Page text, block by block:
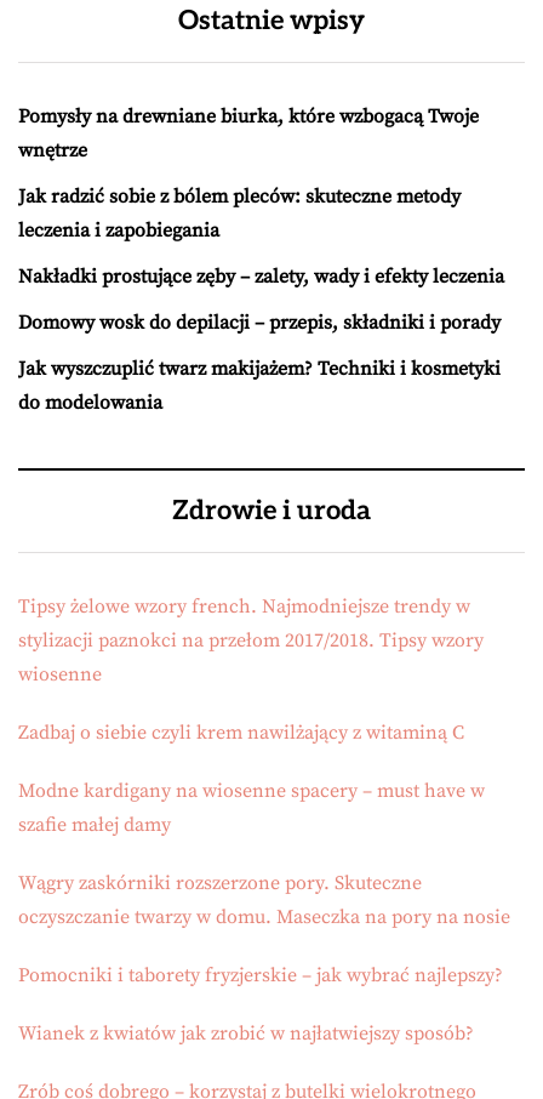
Ostatnie wpisy
Pomysły na drewniane biurka, które wzbogacą Twoje
wnętrze
Jak radzić sobie z bólem pleców: skuteczne metody
leczenia i zapobiegania
Nakładki prostujące zęby – zalety, wady i efekty leczenia
Domowy wosk do depilacji – przepis, składniki i porady
Jak wyszczuplić twarz makijażem? Techniki i kosmetyki
do modelowania
Zdrowie i uroda
Tipsy żelowe wzory french. Najmodniejsze trendy w
stylizacji paznokci na przełom 2017/2018. Tipsy wzory
wiosenne
Zadbaj o siebie czyli krem nawilżający z witaminą C
Modne kardigany na wiosenne spacery – must have w
szafie małej damy
Wągry zaskórniki rozszerzone pory. Skuteczne
oczyszczanie twarzy w domu. Maseczka na pory na nosie
Pomocniki i taborety fryzjerskie – jak wybrać najlepszy?
Wianek z kwiatów jak zrobić w najłatwiejszy sposób?
Zrób coś dobrego – korzystaj z butelki wielokrotnego